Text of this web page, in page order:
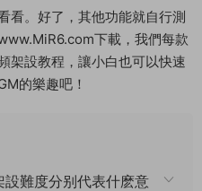
看。好了，其他功能就自行測
下載，我們每款
架設教程，讓小白也可以快速
的樂趣吧！
難度分别代表什麽意